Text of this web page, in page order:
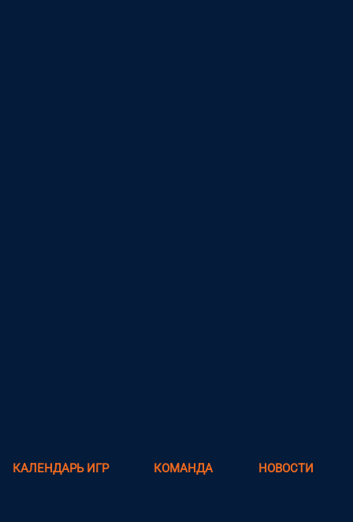
КАЛЕНДАРЬ ИГР КОМАНДА НОВОСТИ